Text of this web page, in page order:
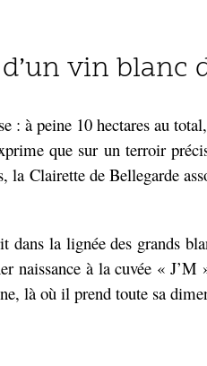
vin blanc
à peine 10 hectares au
que sur un terroir
Clairette de Bellegarde
la lignée des grands
naissance à la cuvée «
là où il prend toute sa